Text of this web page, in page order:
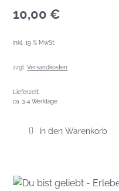
10,00 €
inkl. 19 % MwSt.
zzgl.Versandkosten
Lieferzeit:
ca. 3-4 Werktage
In den Warenkorb